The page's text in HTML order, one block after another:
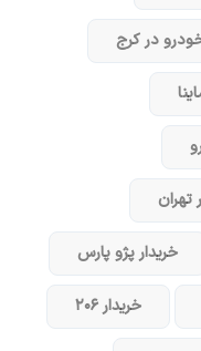
در کرج
تهران
خریدار پژو پارس
خریدار ۲۰۶